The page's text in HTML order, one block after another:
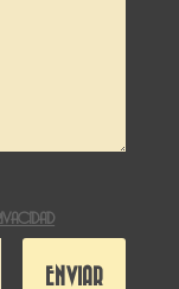
ENVIAR